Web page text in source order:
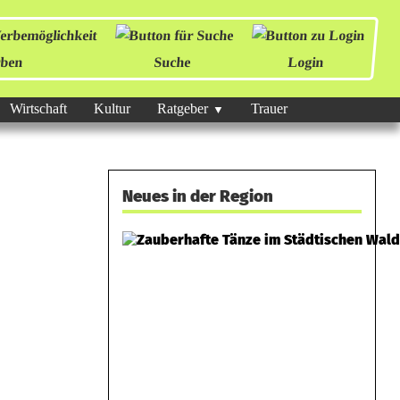
Suche Login
Wirtschaft Kultur Ratgeber Trauer
Neues in der Region